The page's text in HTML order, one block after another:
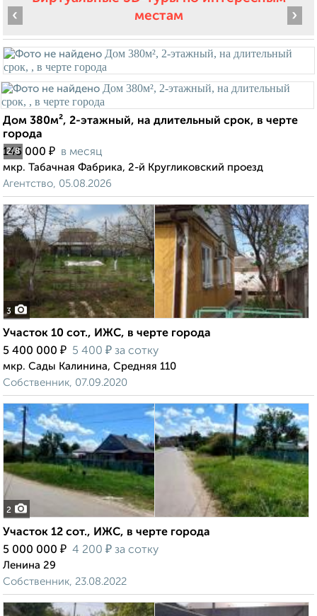
местам
2/8
‹ ›
Дом 380м², 2-этажный, на длительный срок, в черте
города
145 000 ₽ в месяц
мкр. Табачная Фабрика, 2-й Кругликовский проезд
Агентство, 05.08.2026
3
Участок 10 сот., ИЖС, в черте города
5 400 000 ₽ 5 400 ₽ за сотку
мкр. Сады Калинина, Средняя 110
Собственник, 07.09.2020
2
Участок 12 сот., ИЖС, в черте города
5 000 000 ₽ 4 200 ₽ за сотку
Ленина 29
Собственник, 23.08.2022